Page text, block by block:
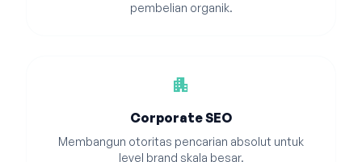
pembelian organik.
apartment
Corporate SEO
Membangun otoritas pencarian absolut untuk
level brand skala besar.